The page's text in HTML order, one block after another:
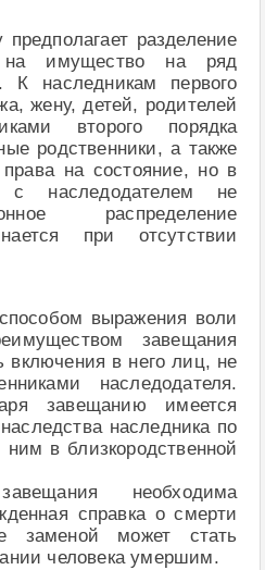
разделение
на имущество на ряд
К наследникам первого
жену, детей, родителей
второго порядка
родственники, а также
на состояние, но в
с наследодателем не
распределение
при отсутствии
выражения воли
завещания
включения в него лиц, не
наследодателя.
завещанию имеется
наследника по
в близкородственной
необходима
справка о смерти
заменой может стать
человека умершим.